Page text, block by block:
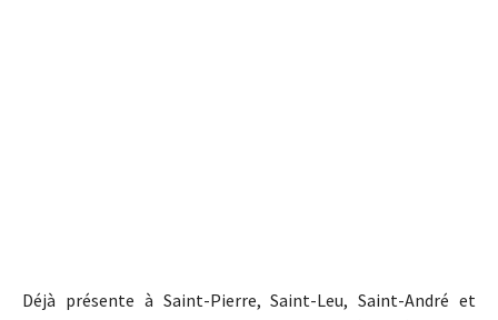
Déjà présente à Saint-Pierre, Saint-Leu, Saint-André et